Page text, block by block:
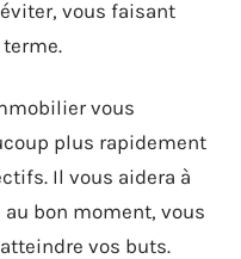
vous faisant
vous
plus rapidement
Il vous aidera à
bon moment, vous
vos buts.